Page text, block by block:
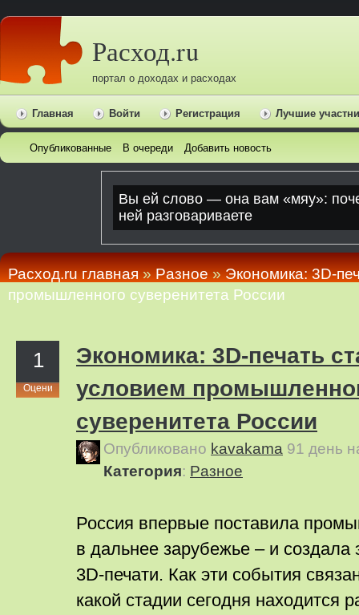
Расход.ru
портал о доходах и расходах
Главная Войти Регистрация Лучшие
Опубликованные В очереди Добавить новость
Расход.ru главная»Pазное»Экономика: 3D-
промышленного суверенитета России
1
Оцени
Экономика: 3D-печать
условием
суверенитета России
Опубликовано kavakama 91 день
Категория: Pазное
Россия впервые поставила
в дальнее зарубежье – и
3D-печати. Как эти события
какой стадии сегодня находится